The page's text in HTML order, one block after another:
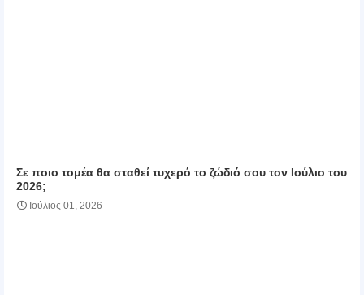
Σε ποιο τομέα θα σταθεί τυχερό το ζώδιό σου τον Ιούλιο του
2026;
Ιούλιος 01, 2026